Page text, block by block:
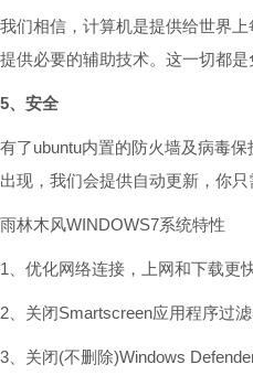
我们相信，计算机是提供给世界
提供必要的辅助技术。这一切都是
5、安全
有了ubuntu内置的防火墙及病毒
出现，我们会提供自动更新，你只
雨林木风WINDOWS7系统特性
1、优化网络连接，上网和下载更快
2、关闭Smartscreen应用程序过滤
3、关闭(不删除)Windows Defender